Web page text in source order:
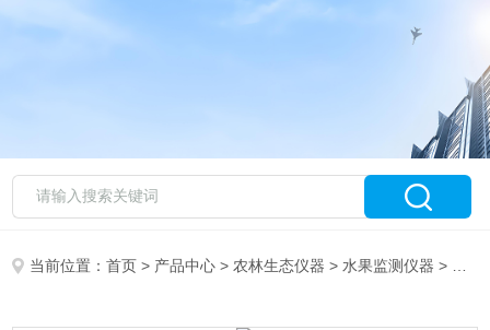
当前位置：首页 > 产品中心 > 农林生态仪器 > 水果监测仪器 > GMK-703F水果糖度测定仪